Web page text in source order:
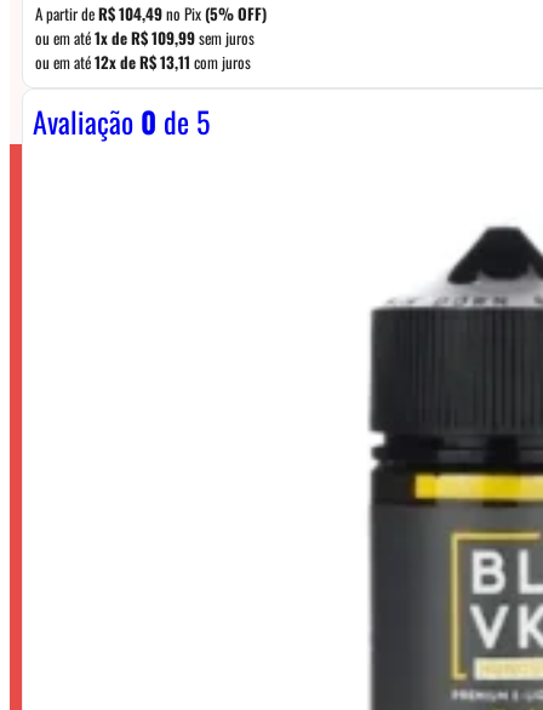
A partir deR$104,49no Pix(5% OFF)
ou em até1x deR$109,99sem juros
ou em até12x deR$13,11 com juros
Avaliação0 de 5